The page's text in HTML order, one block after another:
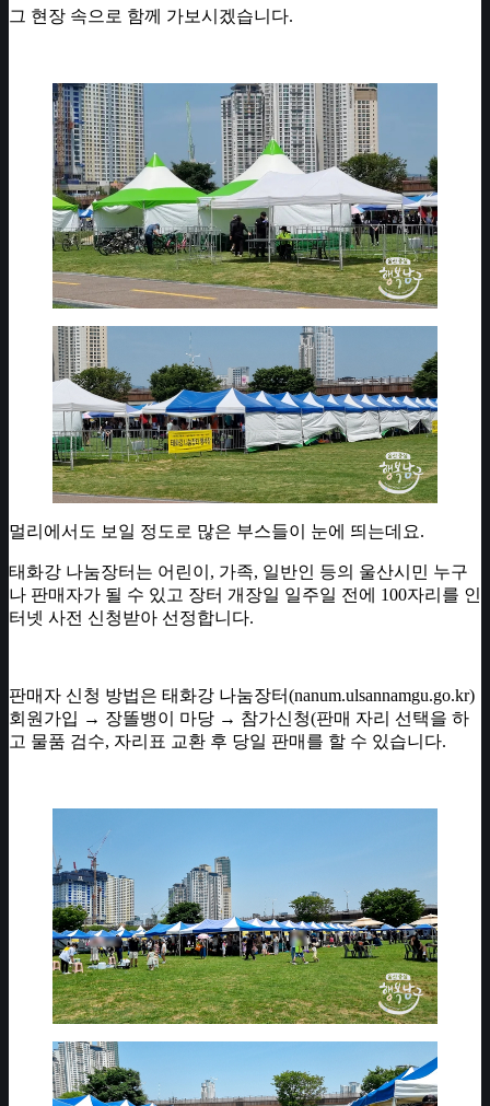
그 현장 속으로 함께 가보시겠습니다.
멀리에서도 보일 정도로 많은 부스들이 눈에 띄는데요.
태화강 나눔장터는 어린이, 가족, 일반인 등의 울산시민 누구
나 판매자가 될 수 있고 장터 개장일 일주일 전에 100자리를 인
터넷 사전 신청받아 선정합니다.
판매자 신청 방법은 태화강 나눔장터(nanum.ulsannamgu.go.kr)
회원가입 → 장똘뱅이 마당 → 참가신청(판매 자리 선택을 하
고 물품 검수, 자리표 교환 후 당일 판매를 할 수 있습니다.